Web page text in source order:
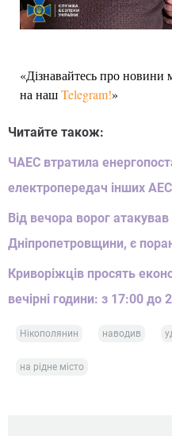
«Дізнавайтесь про
на нашTelegram!»
Читайте також:
ЧАЕС втратила
електропередач інших АЕС
Від вечора ворог
Дніпропетровщини, є
Криворіжців просять
вечірні години: з 17:00 до
Нікополянин наводив
на рідне місто